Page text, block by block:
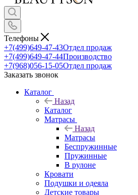
Телефоны
+7(499)649-47-43Отдел продаж
+7(499)649-47-44Производство
+7(968)056-15-05Отдел продаж
Заказать звонок
Каталог
Назад
Каталог
Матрасы
Назад
Матрасы
Беспружинные
Пружинные
В рулоне
Кровати
Подушки и одеяла
Детские товары